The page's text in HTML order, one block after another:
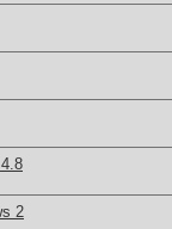
2